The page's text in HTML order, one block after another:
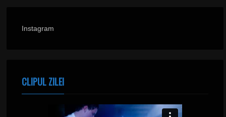
Instagram
CLIPUL ZILEI